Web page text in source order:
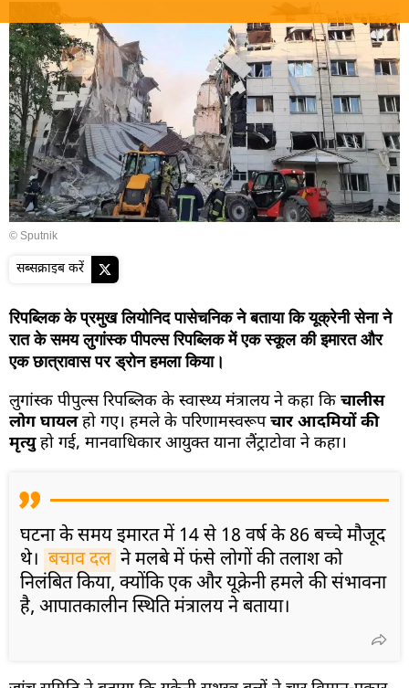
© Sputnik
सब्सक्राइब करें
रिपब्लिक के प्रमुख लियोनिद पासेचनिक ने बताया कि यूक्रेनी सेना ने
रात के समय लुगांस्क पीपल्स रिपब्लिक में एक स्कूल की इमारत और
एक छात्रावास पर ड्रोन हमला किया।
लुगांस्क पीपुल्स रिपब्लिक के स्वास्थ्य मंत्रालय ने कहा कि चालीस
लोग घायलहो गए। हमले के परिणामस्वरूपचार आदमियों की
मृत्युहो गई, मानवाधिकार आयुक्त याना लैंट्राटोवा ने कहा।
घटना के समय इमारत में 14 से 18 वर्ष के 86 बच्चे मौजूद
थे। बचाव दल ने मलबे में फंसे लोगों की तलाश को
निलंबित किया, क्योंकि एक और यूक्रेनी हमले की संभावना
है, आपातकालीन स्थिति मंत्रालय ने बताया।